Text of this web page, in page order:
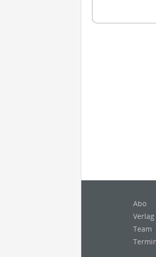
Abo
Verlag
Team